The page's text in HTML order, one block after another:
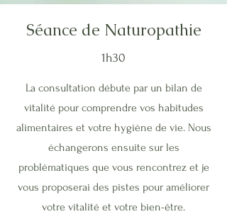
Séance de Naturopathie
1h30
La consultation débute par un bilan de
vitalité pour comprendre vos habitudes
alimentaires et votre hygiène de vie. Nous
échangerons ensuite sur les
problématiques que vous rencontrez et je
vous proposerai des pistes pour améliorer
votre vitalité et votre bien-être.